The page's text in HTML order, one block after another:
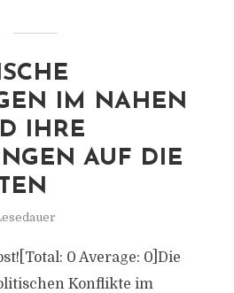
IM NAHEN
IHRE
AUF DIE
0 Average: 0]Die
Konflikte im